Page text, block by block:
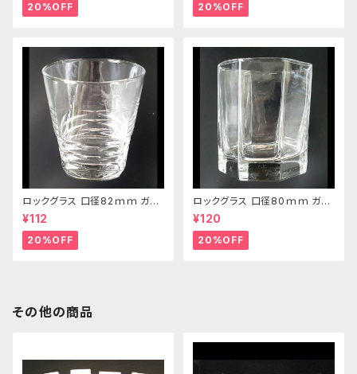
20%OFF 20%OFF
ロックグラス 口径82ｍｍ ガラ
ス製 250cc
¥112
20%OFF
ロックグラス 口径80ｍｍ ガラ
ス製 220cc
¥120
20%OFF
その他の商品